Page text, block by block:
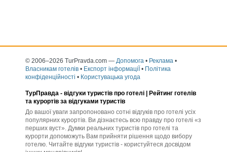
© 2006–2026 TurPravda.com — Допомога • Реклама •
Власникам готелів • Експорт інформаціЇ • Політика
конфіденційності • Користувацька угода
ТурПравда - відгуки туристів про готелі | Рейтинг готелів
та курортів за відгуками туристів
До вашої уваги запропоновано сотні відгуків про готелі усіх
популярних курортів. Ви дізнаєтесь всю правду про готелі «з
перших вуст». Думки реальних туристів про готелі та
курорти допоможуть Вам прийняти рішення щодо вибору
готелю. Читайте відгуки туристів - користуйтеся досвідом